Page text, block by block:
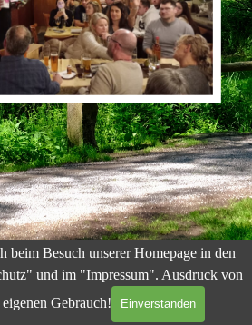
beim Besuch unserer Homepage in den
und im "Impressum". Ausdruck von
Gebrauch!
Einverstanden